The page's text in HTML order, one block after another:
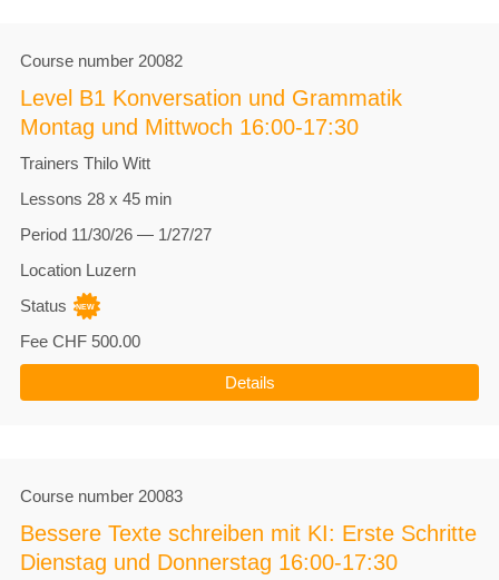
Course number 20082
Level B1 Konversation und Grammatik
Montag und Mittwoch 16:00-17:30
Trainers Thilo Witt
Lessons 28 x 45 min
Period 11/30/26 — 1/27/27
Location Luzern
Status
Fee CHF 500.00
Details
Course number 20083
Bessere Texte schreiben mit KI: Erste Schritte
Dienstag und Donnerstag 16:00-17:30